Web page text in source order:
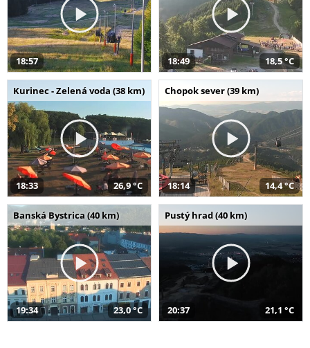
18:57 18:49 18,5 °C
Kurinec - Zelená voda (38 km)
18:33 26,9 °C
Chopok sever (39 km)
18:14 14,4 °C
Banská Bystrica (40 km)
19:34 23,0 °C
Pustý hrad (40 km)
20:37 21,1 °C